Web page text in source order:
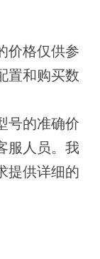
价格仅供参
置和购买数
号的准确价
服人员。我
提供详细的